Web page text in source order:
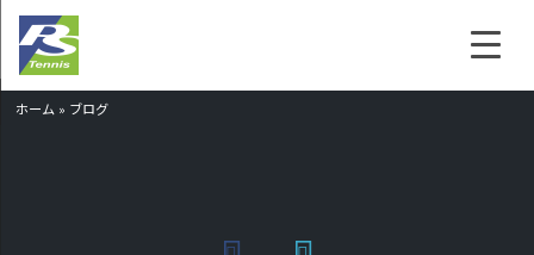
ホーム » ブログ